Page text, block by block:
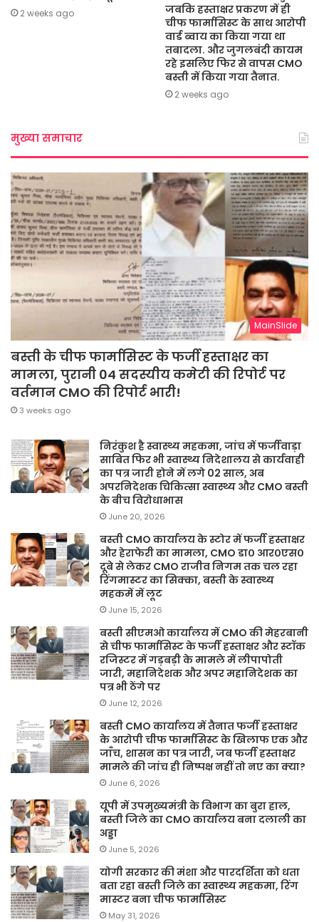
2 weeks ago
जबकि हस्ताक्षर प्रकरण में ही
चीफ फार्मासिस्ट के साथ आरोपी
वार्ड ब्वाय का किया गया था
तबादला. और जुगलबंदी कायम
रहे इसलिए फिर से वापस CMO
बस्ती में किया गया तैनात.
2 weeks ago
मुख्या समाचार
MainSlide
बस्ती के चीफ फार्मासिस्ट के फर्जी हस्ताक्षर का
मामला, पुरानी 04 सदस्यीय कमेटी की रिपोर्ट पर
वर्तमान CMO की रिपोर्ट भारी!
3 weeks ago
निरंकुश है स्वास्थ्य महकमा, जांच में फर्जीवाड़ा
साबित फिर भी स्वास्थ्य निदेशालय से कार्यवाही
का पत्र जारी होने में लगे 02 साल, अब
अपरनिदेशक चिकित्सा स्वास्थ्य और CMO बस्ती
के बीच विरोधाभास
June 20, 2026
बस्ती CMO कार्यालय के स्टोर में फर्जी हस्ताक्षर
और हेराफेरी का मामला, CMO डा० आर०एस०
दूबे से लेकर CMO राजीव निगम तक चल रहा
रिंगमास्टर का सिक्का, बस्ती के स्वास्थ्य
महकमें में लूट
June 15, 2026
बस्ती सीएमओ कार्यालय में CMO की मेहरबानी
से चीफ फार्मासिस्ट के फर्जी हस्ताक्षर और स्टॉक
रजिस्टर में गड़बड़ी के मामले में लीपापोती
जारी, महानिदेशक और अपर महानिदेशक का
पत्र भी ठेंगे पर
June 12, 2026
बस्ती CMO कार्यालय में तैनात फर्जी हस्ताक्षर
के आरोपी चीफ फार्मासिस्ट के खिलाफ एक और
जाँच, शासन का पत्र जारी, जब फर्जी हस्ताक्षर
मामले की जांच ही निष्पक्ष नहीं तो नए का क्या?
June 6, 2026
यूपी में उपमुख्यमंत्री के विभाग का बुरा हाल,
बस्ती जिले का CMO कार्यालय बना दलाली का
अड्डा
June 5, 2026
योगी सरकार की मंशा और पारदर्शिता को धता
बता रहा बस्ती जिले का स्वास्थ्य महकमा, रिंग
मास्टर बना चीफ फार्मासिस्ट
May 31, 2026